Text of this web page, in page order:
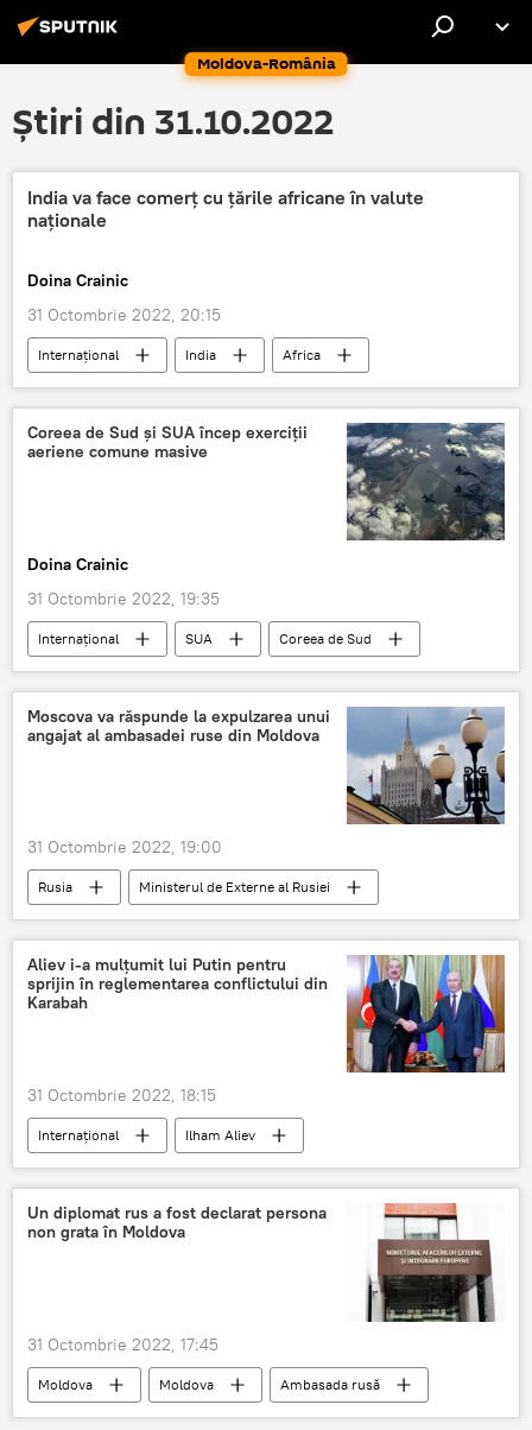
Moldova-România
Știri din 31.10.2022
India va face comerț cu țările africane în valute
naționale
Doina Crainic
31 Octombrie 2022, 20:15
Internaţional India
Africa
valută
Coreea de Sud și SUA încep exerciții
aeriene comune masive
Doina Crainic
31 Octombrie 2022, 19:35
Internaţional SUA Coreea de Sud
Moscova va răspunde la expulzarea unui
angajat al ambasadei ruse din Moldova
31 Octombrie 2022, 19:00
Rusia
Ministerul de Externe al Rusiei
Republica Moldova
Aliev i-a mulțumit lui Putin pentru
sprijin în reglementarea conflictului din
Karabah
31 Octombrie 2022, 18:15
Internaţional
Ilham Aliev
Vladimir Putin
Rusia Azerbaidjan
Un diplomat rus a fost declarat persona
non grata în Moldova
31 Octombrie 2022, 17:45
Moldova Moldova
Ambasada rusă
Diplomat